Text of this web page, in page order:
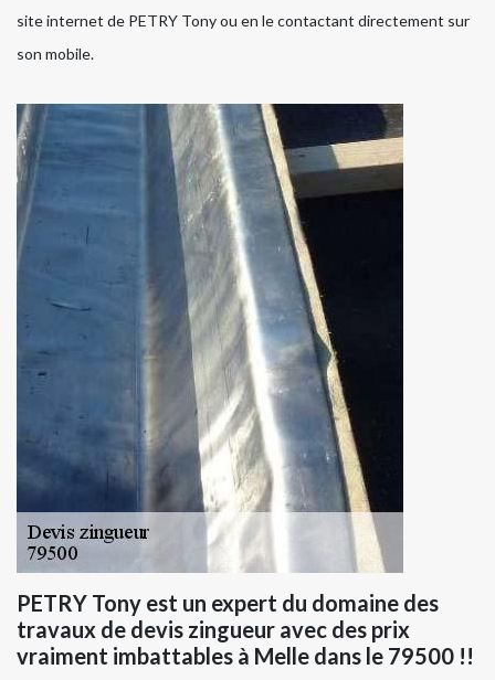
site internet de PETRY Tony ou en le contactant directement sur
son mobile.
PETRY Tony est un expert du domaine des
travaux de devis zingueur avec des prix
vraiment imbattables à Melle dans le 79500 !!